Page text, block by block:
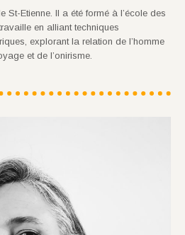
St-Etienne. Il a été formé à l’école des
en alliant techniques
explorant la relation de l’homme
et de l’onirisme.